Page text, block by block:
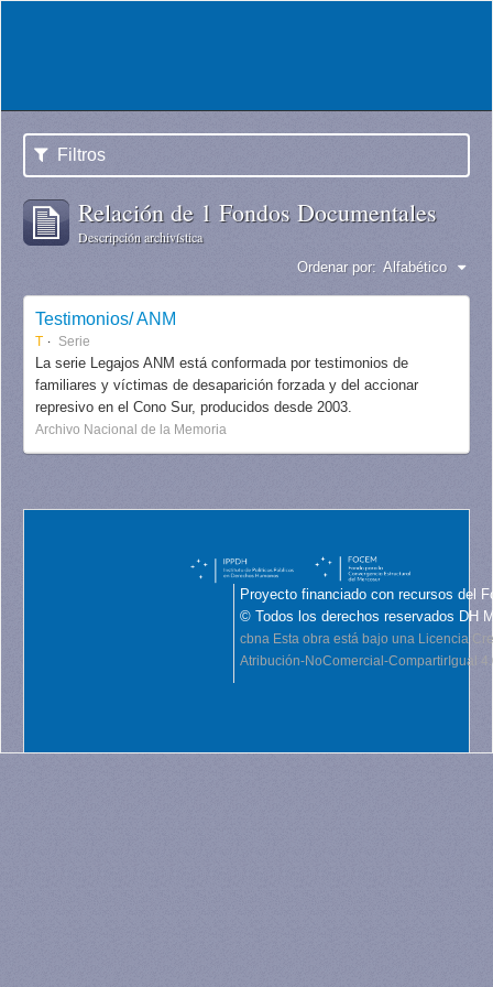
Filtros
Relación de 1 Fondos Documentales
Descripción archivística
Ordenar por: Alfabético
Testimonios/ ANM
T Serie
La serie Legajos ANM está conformada por testimonios de
familiares y víctimas de desaparición forzada y del accionar
represivo en el Cono Sur, producidos desde 2003.
Archivo Nacional de la Memoria
Proyecto financiado con recursos del
© Todos los derechos reservados DH
cbna Esta obra está bajo una Licencia
Atribución-NoComercial-CompartirIgual